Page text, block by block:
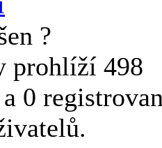
?
prohlíží 498
0